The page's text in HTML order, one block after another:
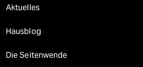
Aktuelles
Hausblog
Die Seitenwende